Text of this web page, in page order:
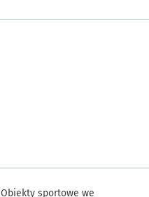
Obiekty sportowe we